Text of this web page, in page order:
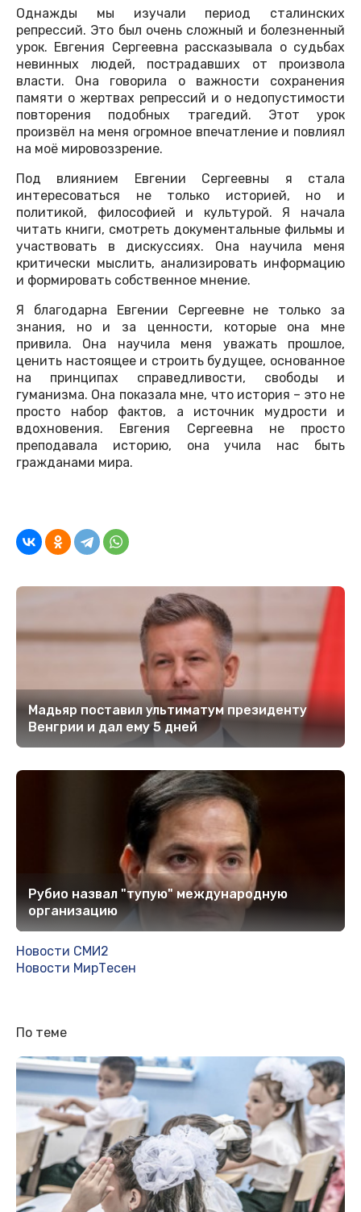
Однажды мы изучали период сталинских
репрессий. Это был очень сложный и болезненный
урок. Евгения Сергеевна рассказывала о судьбах
невинных людей, пострадавших от произвола
власти. Она говорила о важности сохранения
памяти о жертвах репрессий и о недопустимости
повторения подобных трагедий. Этот урок
произвёл на меня огромное впечатление и повлиял
на моё мировоззрение.
Под влиянием Евгении Сергеевны я стала
интересоваться не только историей, но и
политикой, философией и культурой. Я начала
читать книги, смотреть документальные фильмы и
участвовать в дискуссиях. Она научила меня
критически мыслить, анализировать информацию
и формировать собственное мнение.
Я благодарна Евгении Сергеевне не только за
знания, но и за ценности, которые она мне
привила. Она научила меня уважать прошлое,
ценить настоящее и строить будущее, основанное
на принципах справедливости, свободы и
гуманизма. Она показала мне, что история – это не
просто набор фактов, а источник мудрости и
вдохновения. Евгения Сергеевна не просто
преподавала историю, она учила нас быть
гражданами мира.
Мадьяр поставил ультиматум президенту
Венгрии и дал ему 5 дней
Рубио назвал "тупую" международную
организацию
Новости СМИ2
Новости МирТесен
По теме